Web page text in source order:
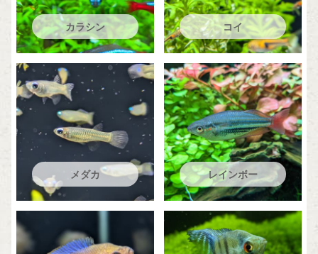
カラシン コイ
メダカ レインボー